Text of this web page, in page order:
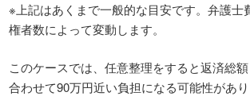
※上記はあくまで一般的な目安です。弁護士
権者数によって変動します。
このケースでは、任意整理をすると返済総
合わせて90万円近い負担になる可能性があ